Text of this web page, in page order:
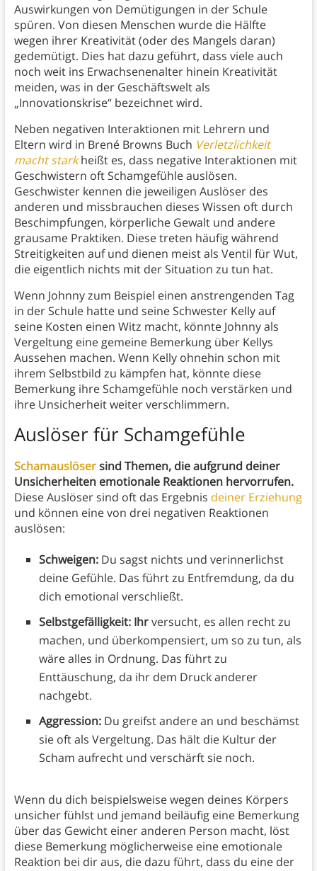
Auswirkungen von Demütigungen in der Schule
spüren. Von diesen Menschen wurde die Hälfte
wegen ihrer Kreativität (oder des Mangels daran)
gedemütigt. Dies hat dazu geführt, dass viele auch
noch weit ins Erwachsenenalter hinein Kreativität
meiden, was in der Geschäftswelt als
„Innovationskrise“ bezeichnet wird.
Neben negativen Interaktionen mit Lehrern und
Eltern wird in Brené Browns Buch Verletzlichkeit
macht starkheißt es, dass negative Interaktionen mit
Geschwistern oft Schamgefühle auslösen.
Geschwister kennen die jeweiligen Auslöser des
anderen und missbrauchen dieses Wissen oft durch
Beschimpfungen, körperliche Gewalt und andere
grausame Praktiken. Diese treten häufig während
Streitigkeiten auf und dienen meist als Ventil für Wut,
die eigentlich nichts mit der Situation zu tun hat.
Wenn Johnny zum Beispiel einen anstrengenden Tag
in der Schule hatte und seine Schwester Kelly auf
seine Kosten einen Witz macht, könnte Johnny als
Vergeltung eine gemeine Bemerkung über Kellys
Aussehen machen. Wenn Kelly ohnehin schon mit
ihrem Selbstbild zu kämpfen hat, könnte diese
Bemerkung ihre Schamgefühle noch verstärken und
ihre Unsicherheit weiter verschlimmern.
Auslöser für Schamgefühle
Schamauslösersind Themen, die aufgrund deiner
Unsicherheiten emotionale Reaktionen hervorrufen.
Diese Auslöser sind oft das Ergebnis deiner Erziehung
und können eine von drei negativen Reaktionen
auslösen:
Schweigen:Du sagst nichts und verinnerlichst
deine Gefühle. Das führt zu Entfremdung, da du
dich emotional verschließt.
Selbstgefälligkeit: Ihrversucht, es allen recht zu
machen, und überkompensiert, um so zu tun, als
wäre alles in Ordnung. Das führt zu
Enttäuschung, da ihr dem Druck anderer
nachgebt.
Aggression:Du greifst andere an und beschämst
sie oft als Vergeltung. Das hält die Kultur der
Scham aufrecht und verschärft sie noch.
Wenn du dich beispielsweise wegen deines Körpers
unsicher fühlst und jemand beiläufig eine Bemerkung
über das Gewicht einer anderen Person macht, löst
diese Bemerkung möglicherweise eine emotionale
Reaktion bei dir aus, die dazu führt, dass du eine der